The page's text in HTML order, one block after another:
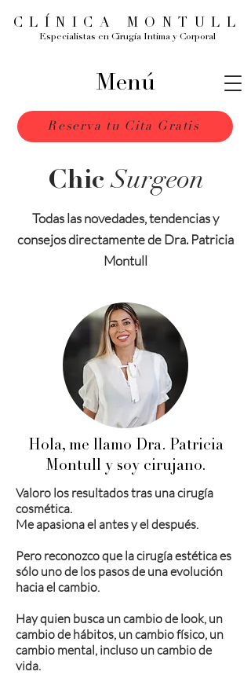
Reserva tu Cita Gratis
CLÍNICA MONTULL
Especialistas en Cirugía Intima y Corporal
Menú
ChicSurgeon
Todas las novedades, tendencias y
consejos directamente de Dra. Patricia
Montull
Hola, me llamo Dra. Patricia
Montull y soy cirujano.
Valoro los resultados tras una cirugía
cosmética.
Me apasiona el antes y el después.
Pero reconozco que la cirugía estética es
sólo uno de los pasos de una evolución
hacia el cambio.
Hay quien busca un cambio de look, un
cambio de hábitos, un cambio físico, un
cambio mental, incluso un cambio de
vida.